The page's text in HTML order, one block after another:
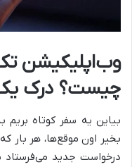
چیست؟ درک یک
بیاین یه سفر کوتاه
بخیر اون موقع‌ها، هر بار
درخواست جدید